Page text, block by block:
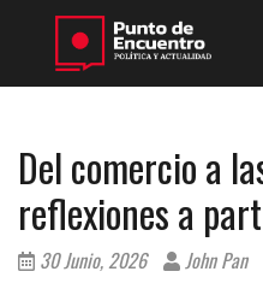
Del comercio a
reflexiones a
30 Junio, 2026
John Pan